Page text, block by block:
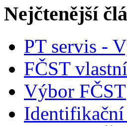
Nejčtenější
PT servis -
FČST
Výbor FČST
Identifikační